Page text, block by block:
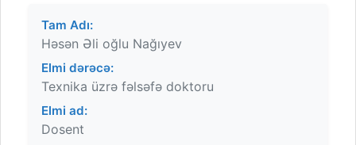
Tam Adı:
Həsən Əli oğlu Nağıyev
Elmi dərəcə:
Texnika üzrə fəlsəfə doktoru
Elmi ad:
Dosent